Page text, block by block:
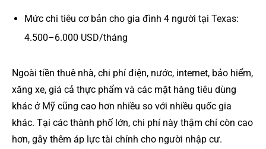
Mức chi tiêu cơ bản cho gia đình 4 người tại Texas:
4.500–6.000 USD/tháng
Ngoài tiền thuê nhà, chi phí điện, nước, internet, bảo hiểm,
xăng xe, giá cả thực phẩm và các mặt hàng tiêu dùng
khác ở Mỹ cũng cao hơn nhiều so với nhiều quốc gia
khác. Tại các thành phố lớn, chi phí này thậm chí còn cao
hơn, gây thêm áp lực tài chính cho người nhập cư.